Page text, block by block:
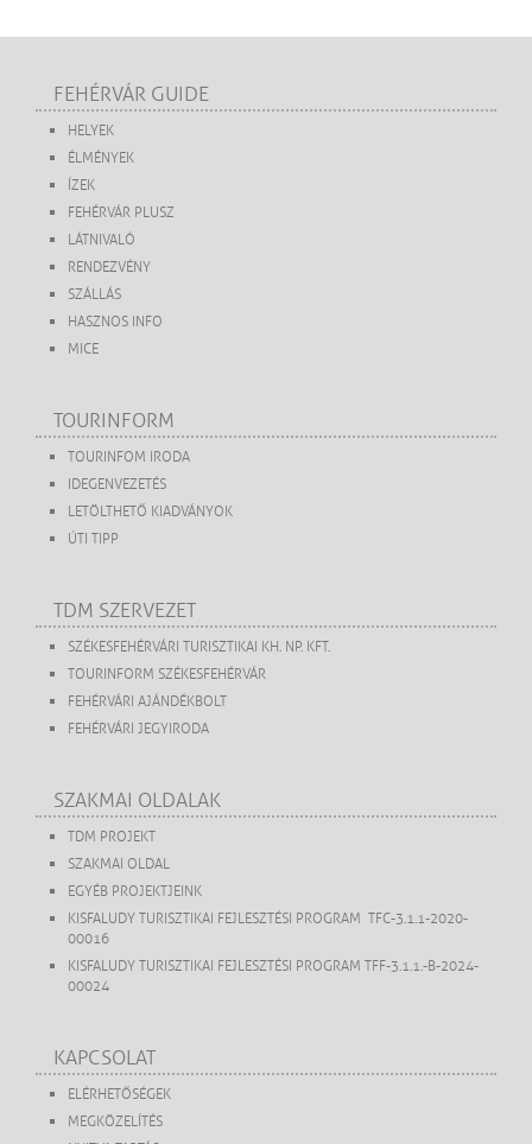
FEHÉRVÁR GUIDE
HELYEK
ÉLMÉNYEK
ÍZEK
FEHÉRVÁR PLUSZ
LÁTNIVALÓ
RENDEZVÉNY
SZÁLLÁS
HASZNOS INFO
MICE
TOURINFORM
TOURINFOM IRODA
IDEGENVEZETÉS
LETÖLTHETŐ KIADVÁNYOK
ÚTI TIPP
TDM SZERVEZET
SZÉKESFEHÉRVÁRI TURISZTIKAI KH. NP. KFT.
TOURINFORM SZÉKESFEHÉRVÁR
FEHÉRVÁRI AJÁNDÉKBOLT
FEHÉRVÁRI JEGYIRODA
SZAKMAI OLDALAK
TDM PROJEKT
SZAKMAI OLDAL
EGYÉB PROJEKTJEINK
KISFALUDY TURISZTIKAI FEJLESZTÉSI PROGRAM TFC-3.1.1-2020-
00016
KISFALUDY TURISZTIKAI FEJLESZTÉSI PROGRAM TFF-3.1.1.-B-2024-
00024
KAPCSOLAT
ELÉRHETŐSÉGEK
MEGKÖZELÍTÉS